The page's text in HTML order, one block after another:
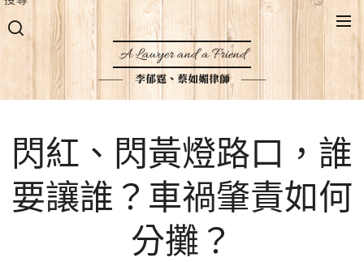
A Lawyer and a Friend
李郁霆、蔡如媚律師
閃紅、閃黃燈路口，誰
要讓誰？車禍肇責如何
分攤？